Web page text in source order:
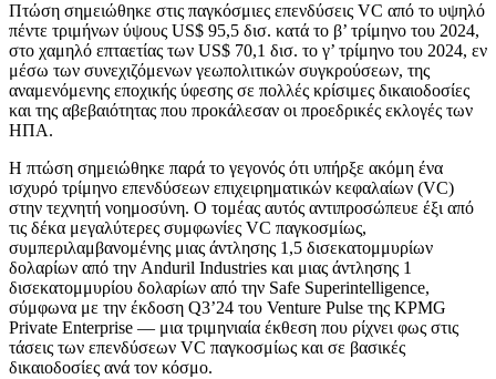
Πτώση σημειώθηκε στις παγκόσμιες επενδύσεις VC από το υψηλό
πέντε τριμήνων ύψους US$ 95,5 δισ. κατά το β’ τρίμηνο του 2024,
στο χαμηλό επταετίας των US$ 70,1 δισ. το γ’ τρίμηνο του 2024, εν
μέσω των συνεχιζόμενων γεωπολιτικών συγκρούσεων, της
αναμενόμενης εποχικής ύφεσης σε πολλές κρίσιμες δικαιοδοσίες
και της αβεβαιότητας που προκάλεσαν οι προεδρικές εκλογές των
ΗΠΑ.
Η πτώση σημειώθηκε παρά το γεγονός ότι υπήρξε ακόμη ένα
ισχυρό τρίμηνο επενδύσεων επιχειρηματικών κεφαλαίων (VC)
στην τεχνητή νοημοσύνη. Ο τομέας αυτός αντιπροσώπευε έξι από
τις δέκα μεγαλύτερες συμφωνίες VC παγκοσμίως,
συμπεριλαμβανομένης μιας άντλησης 1,5 δισεκατομμυρίων
δολαρίων από την Anduril Industries και μιας άντλησης 1
δισεκατομμυρίου δολαρίων από την Safe Superintelligence,
σύμφωνα με την έκδοση Q3’24 του Venture Pulse της KPMG
Private Enterprise — μια τριμηνιαία έκθεση που ρίχνει φως στις
τάσεις των επενδύσεων VC παγκοσμίως και σε βασικές
δικαιοδοσίες ανά τον κόσμο.